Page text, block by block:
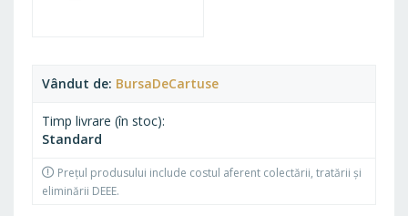
Vândut de BursaDeCartuse
Timp livrare (în stoc)
Standard
Prețul produsului include costul aferent colectării, tratării și
eliminării DEEE.